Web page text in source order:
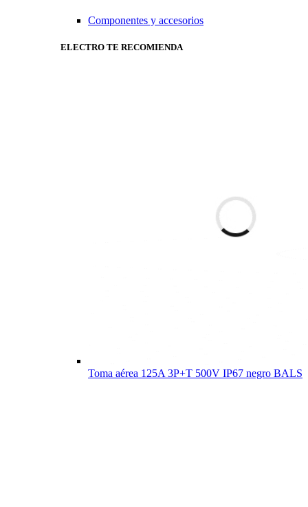
Componentes y accesorios
ELECTRO TE RECOMIENDA
Toma aérea 125A 3P+T 500V IP67 negro BALS